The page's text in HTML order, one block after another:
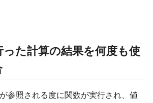
た計算の結果を何度も使
参照される度に関数が実行され、値